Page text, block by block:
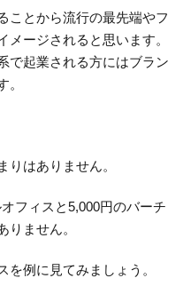
ことから流行の最先端やフ
メージされると思います。
で起業される方にはブラン
。
りはありません。
フィスと5,000円のバーチ
りません。
例に見てみましょう。